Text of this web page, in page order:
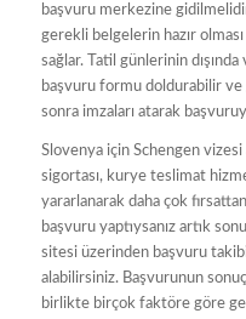
başvuru merkezine
gerekli belgelerin hazır olması
sağlar. Tatil günlerinin
başvuru formu doldurabilir
sonra imzaları atarak
Slovenya için Schengen
sigortası, kurye teslimat
yararlanarak daha çok
başvuru yaptıysanız artık
sitesi üzerinden başvuru
alabilirsiniz. Başvurunun
birlikte birçok faktöre göre